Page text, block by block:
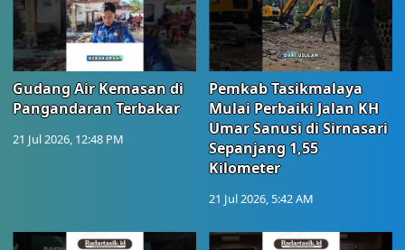
Gudang Air Kemasan di
Pangandaran Terbakar
21 Jul 2026, 12:48 PM
Pemkab Tasikmalaya
Mulai Perbaiki Jalan KH
Umar Sanusi di Sirnasari
Sepanjang 1,55
Kilometer
21 Jul 2026, 5:42 AM